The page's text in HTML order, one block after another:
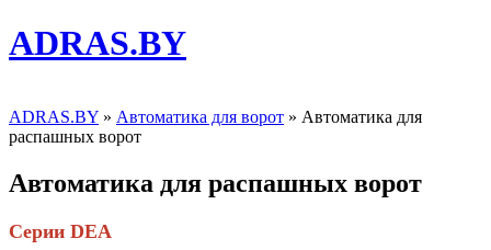
ADRAS.BY
ADRAS.BY » Автоматика для ворот » Автоматика для
распашных ворот
Автоматика для распашных ворот
Серии DEA